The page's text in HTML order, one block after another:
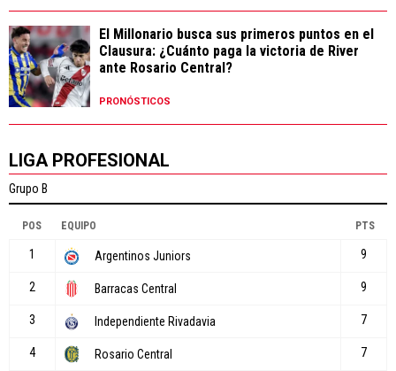
El Millonario busca sus primeros puntos en el
Clausura: ¿Cuánto paga la victoria de River
ante Rosario Central?
PRONÓSTICOS
LIGA PROFESIONAL